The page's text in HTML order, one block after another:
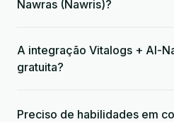
Nawras (Nawris)?
A integração Vitalogs + Al-
gratuita?
Preciso de habilidades em